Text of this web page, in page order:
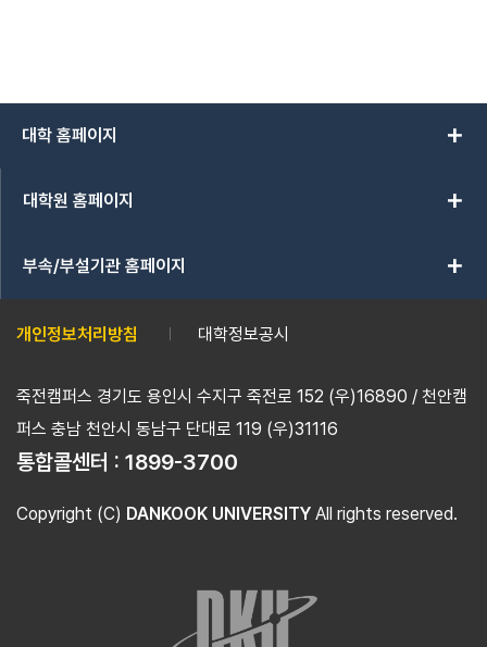
대학 홈페이지 add
대학원 홈페이지 add
부속/부설기관 홈페이지 add
개인정보처리방침 대학정보공시
죽전캠퍼스 경기도 용인시 수지구 죽전로 152 (우)16890 / 천안캠
퍼스 충남 천안시 동남구 단대로 119 (우)31116
통합콜센터 : 1899-3700
Copyright (C) DANKOOK UNIVERSITY All rights reserved.